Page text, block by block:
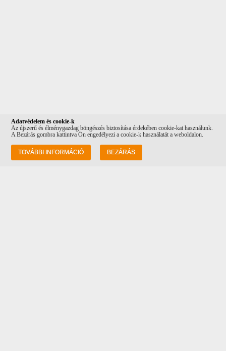
Információk
Adatvédelem és cookie-k
Az újszerű és élménygazdag böngészés biztosítása érdekében cookie-kat használunk.
A Bezárás gombra kattintva Ön engedélyezi a cookie-k használatát a weboldalon.
TOVÁBBI INFORMÁCIÓ BEZÁRÁS